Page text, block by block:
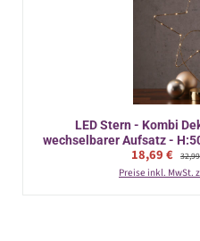
LED Stern - Kombi
wechselbarer Aufsatz -
18,69 €
Preise inkl. MwSt.